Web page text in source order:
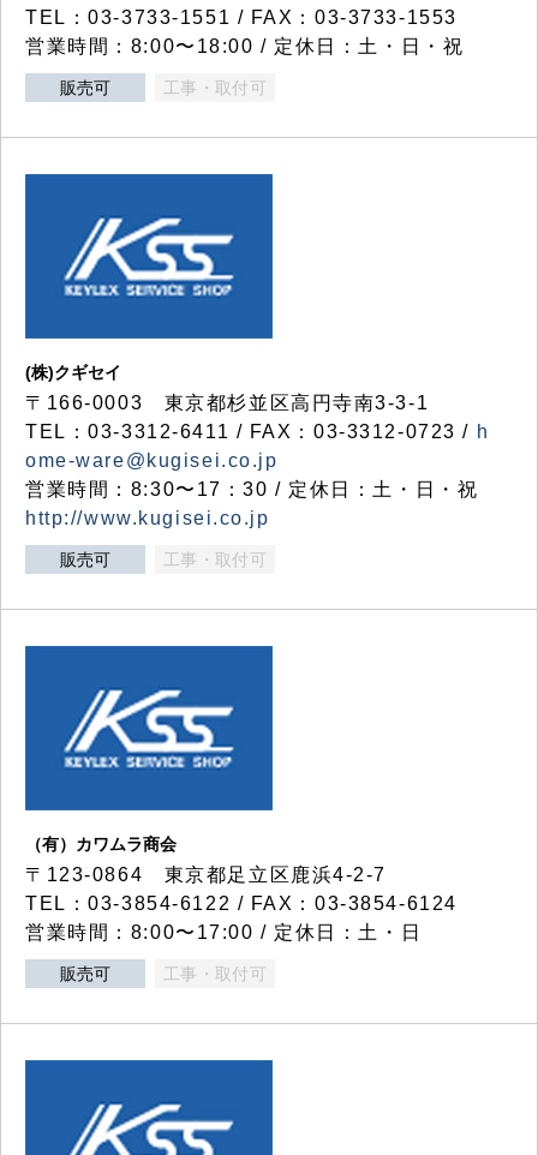
TEL：03-3733-1551 / FAX：03-3733-1553
営業時間：8:00〜18:00 / 定休日：土・日・祝
販売可 工事・取付可
(株)クギセイ
〒166-0003 東京都杉並区高円寺南3-3-1
TEL：03-3312-6411 / FAX：03-3312-0723 / h
ome-ware@kugisei.co.jp
営業時間：8:30〜17：30 / 定休日：土・日・祝
http://www.kugisei.co.jp
販売可 工事・取付可
（有）カワムラ商会
〒123-0864 東京都足立区鹿浜4-2-7
TEL：03-3854-6122 / FAX：03-3854-6124
営業時間：8:00〜17:00 / 定休日：土・日
販売可 工事・取付可